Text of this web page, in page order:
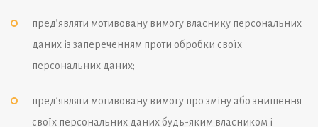
пред’являти мотивовану вимогу власнику персональних
даних із запереченням проти обробки своїх
персональних даних;
пред’являти мотивовану вимогу про зміну або знищення
своїх персональних даних будь-яким власником і